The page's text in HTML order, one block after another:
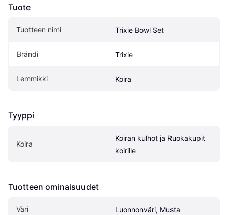
Tuote
Tuotteen nimi Trixie Bowl Set
Brändi Trixie
Lemmikki Koira
Tyyppi
Koira
Koiran kulhot ja Ruokakupit
koirille
Tuotteen ominaisuudet
Väri Luonnonväri, Musta